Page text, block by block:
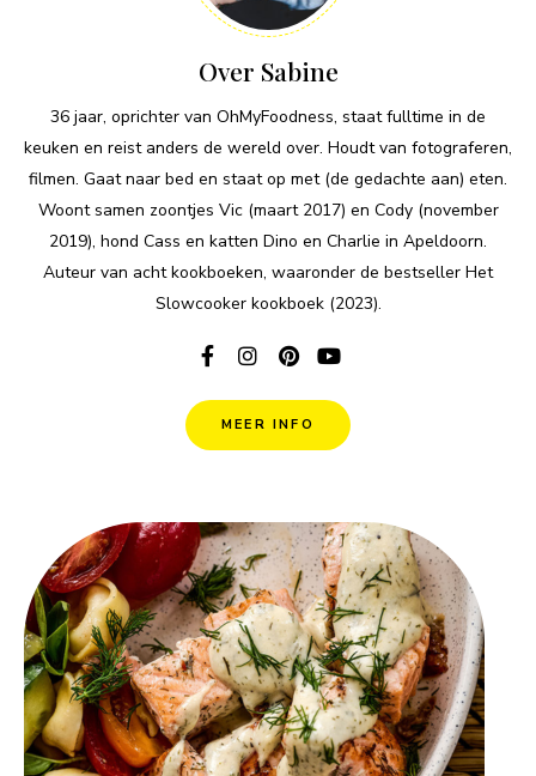
Over Sabine
36 jaar, oprichter van OhMyFoodness, staat fulltime in de
keuken en reist anders de wereld over. Houdt van fotograferen,
filmen. Gaat naar bed en staat op met (de gedachte aan) eten.
Woont samen zoontjes Vic (maart 2017) en Cody (november
2019), hond Cass en katten Dino en Charlie in Apeldoorn.
Auteur van acht kookboeken, waaronder de bestseller Het
Slowcooker kookboek (2023).
MEER INFO